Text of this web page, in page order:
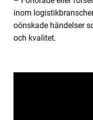
inom
oönskade händelser
och kvalitet.